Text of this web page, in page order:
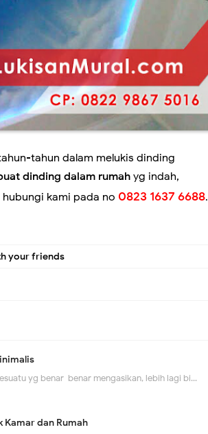
tahun dalam melukis dinding
dinding dalam rumah yg indah,
kami pada no 0823 1637 6688.
your friends
yg benar-benar mengasikan, lebih lagi bi…
Kamar dan Rumah